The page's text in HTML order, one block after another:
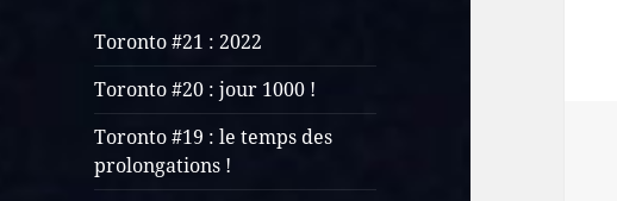
Toronto #21 : 2022
Toronto #20 : jour 1000 !
Toronto #19 : le temps des
prolongations !